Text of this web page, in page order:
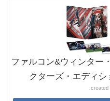
ファルコン&ウィンター
クターズ・エディ
created